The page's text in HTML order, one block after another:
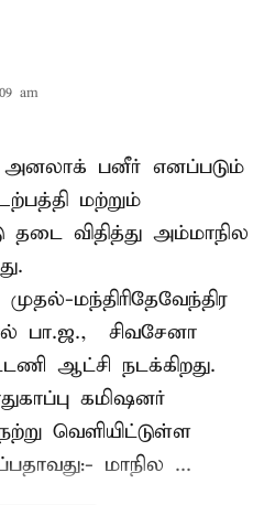
am
அனலாக் பனீர் எனப்படும்
மற்றும்
விதித்து அம்மாநில
மந்திரிதேவேந்திர
– சிவசேனா –
ஆட்சி நடக்கிறது.
கமிஷனர்
வெளியிட்டுள்ள
மாநில ...